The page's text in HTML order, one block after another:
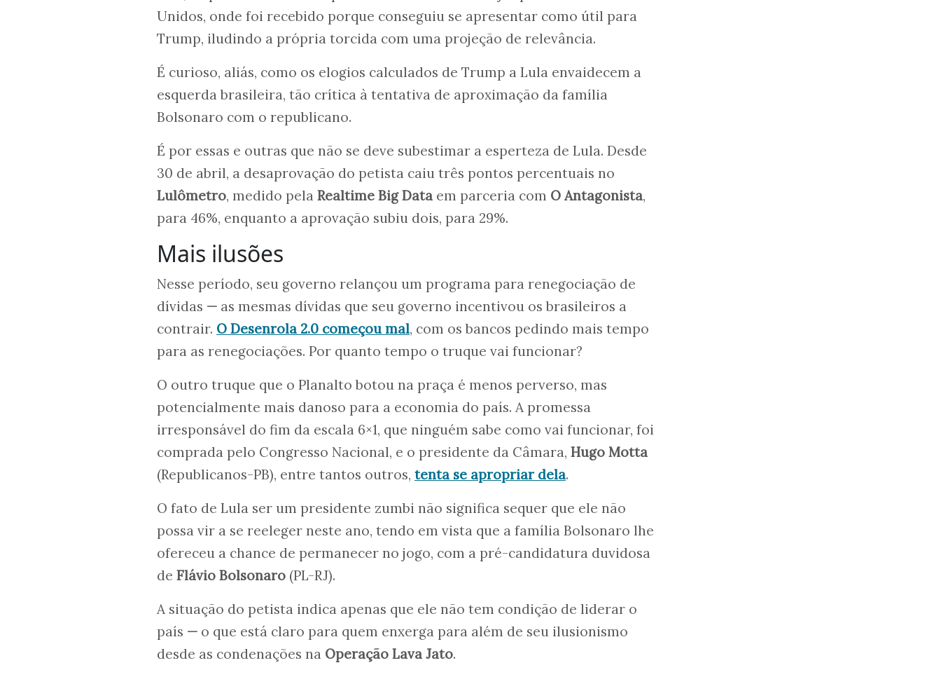
Unidos, onde foi recebido porque conseguiu se apresentar como útil para
Trump, iludindo a própria torcida com uma projeção de relevância.
É curioso, aliás, como os elogios calculados de Trump a Lula envaidecem a
esquerda brasileira, tão crítica à tentativa de aproximação da família
Bolsonaro com o republicano.
É por essas e outras que não se deve subestimar a esperteza de Lula. Desde
30 de abril, a desaprovação do petista caiu três pontos percentuais no
Lulômetro, medido pela Realtime Big Data em parceria com O Antagonista,
para 46%, enquanto a aprovação subiu dois, para 29%.
Mais ilusões
Nesse período, seu governo relançou um programa para renegociação de
dívidas — as mesmas dívidas que seu governo incentivou os brasileiros a
contrair. O Desenrola 2.0 começou mal, com os bancos pedindo mais tempo
para as renegociações. Por quanto tempo o truque vai funcionar?
O outro truque que o Planalto botou na praça é menos perverso, mas
potencialmente mais danoso para a economia do país. A promessa
irresponsável do fim da escala 6×1, que ninguém sabe como vai funcionar, foi
comprada pelo Congresso Nacional, e o presidente da Câmara, Hugo Motta
(Republicanos-PB), entre tantos outros, tenta se apropriar dela.
O fato de Lula ser um presidente zumbi não significa sequer que ele não
possa vir a se reeleger neste ano, tendo em vista que a família Bolsonaro lhe
ofereceu a chance de permanecer no jogo, com a pré-candidatura duvidosa
de Flávio Bolsonaro (PL-RJ).
A situação do petista indica apenas que ele não tem condição de liderar o
país — o que está claro para quem enxerga para além de seu ilusionismo
desde as condenações na Operação Lava Jato.